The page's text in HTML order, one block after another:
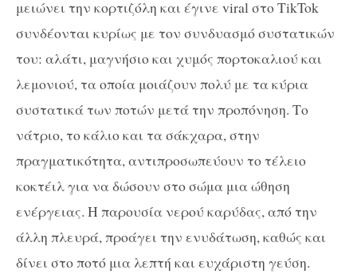
μειώνει την κορτιζόλη και έγινε viral στο TikTok
συνδέονται κυρίως με τον συνδυασμό συστατικών
του: αλάτι, μαγνήσιο και χυμός πορτοκαλιού και
λεμονιού, τα οποία μοιάζουν πολύ με τα κύρια
συστατικά των ποτών μετά την προπόνηση. Το
νάτριο, το κάλιο και τα σάκχαρα, στην
πραγματικότητα, αντιπροσωπεύουν το τέλειο
κοκτέιλ για να δώσουν στο σώμα μια ώθηση
ενέργειας. Η παρουσία νερού καρύδας, από την
άλλη πλευρά, προάγει την ενυδάτωση, καθώς και
δίνει στο ποτό μια λεπτή και ευχάριστη γεύση.